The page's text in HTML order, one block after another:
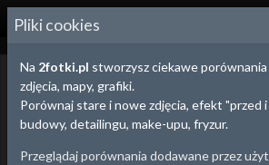
2FOTKI.PL
Sosnowiec,Śląskie- porównania
zdjęcia
Utwórz porównanie Dodaj stare zdjęcie
Powrót
Pliki cookies
Na 2fotki.pl stworzysz ciekawe porównania
zdjęcia, mapy, grafiki.
Porównaj stare i nowe zdjęcia, efekt "przed
budowy, detailingu, make-upu, fryzur.
Przeglądaj porównania dodawane przez